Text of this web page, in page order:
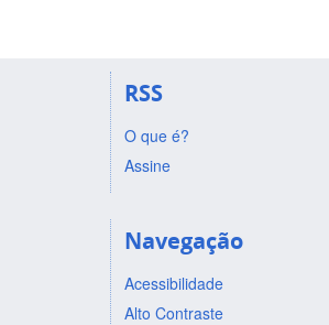
RSS
O que é?
Assine
Navegação
Acessibilidade
Alto Contraste